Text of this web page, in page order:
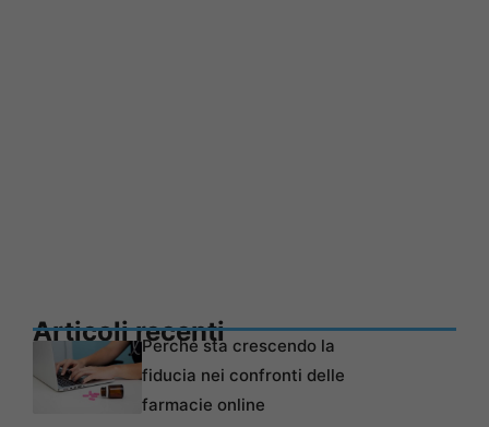
Articoli recentiPerché sta crescendo la
fiducia nei confronti delle
farmacie online